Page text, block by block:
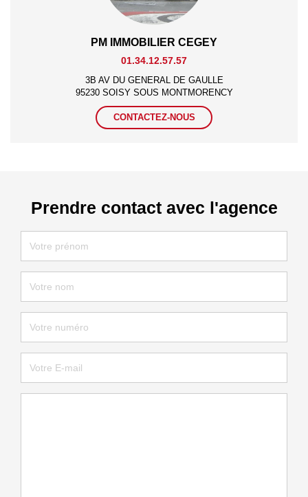
PM IMMOBILIER CEGEY
01.34.12.57.57
3B AV DU GENERAL DE GAULLE
95230 SOISY SOUS MONTMORENCY
CONTACTEZ-NOUS
Prendre contact avec l'agence